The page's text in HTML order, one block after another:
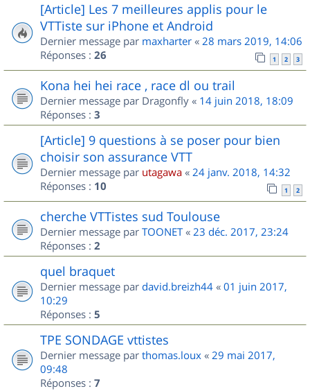
[Article] Les 7 meilleures applis pour le
VTTiste sur iPhone et Android
Dernier message par maxharter « 28 mars 2019, 14:06
Réponses : 26 1 2 3
Kona hei hei race , race dl ou trail
Dernier message par Dragonfly « 14 juin 2018, 18:09
Réponses : 3
[Article] 9 questions à se poser pour bien
choisir son assurance VTT
Dernier message par utagawa « 24 janv. 2018, 14:32
Réponses : 10 1 2
cherche VTTistes sud Toulouse
Dernier message par TOONET« 23 déc. 2017, 23:24
Réponses : 2
quel braquet
Dernier message par david.breizh44 « 01 juin 2017,
10:29
Réponses : 5
TPE SONDAGE vttistes
Dernier message par thomas.loux « 29 mai 2017,
09:48
Réponses : 7